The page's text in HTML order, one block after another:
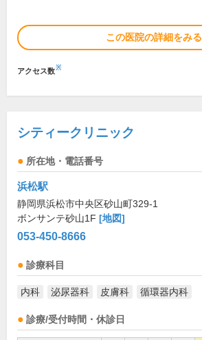
この医院の詳細をみる
アクセス数※
シティークリニック
所在地・電話番号
浜松駅
静岡県浜松市中央区砂山町329-1
ボンサンテ砂山1F [地図]
053-450-8666
診療科目
内科 泌尿器科 皮膚科 循環器内科
診療/受付時間・休診日